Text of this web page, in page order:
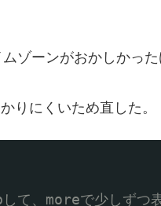
ゾーンがおかしかっ
りにくいため直した。
、moreで少しずつ表